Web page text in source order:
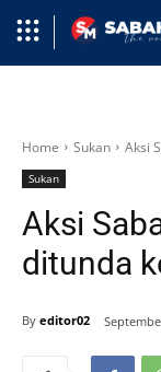
Home Sukan Aksi
Sukan
Aksi
ditunda
By editor02